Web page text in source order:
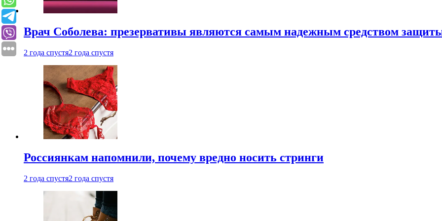
Врач Соболева: презервативы являются самым надежным средством
2 года спустя2 года спустя
Россиянкам напомнили, почему вредно носить стринги
2 года спустя2 года спустя